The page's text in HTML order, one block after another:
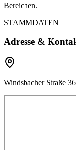
Bereichen.
STAMMDATEN
Adresse &
Windsbacher Straße